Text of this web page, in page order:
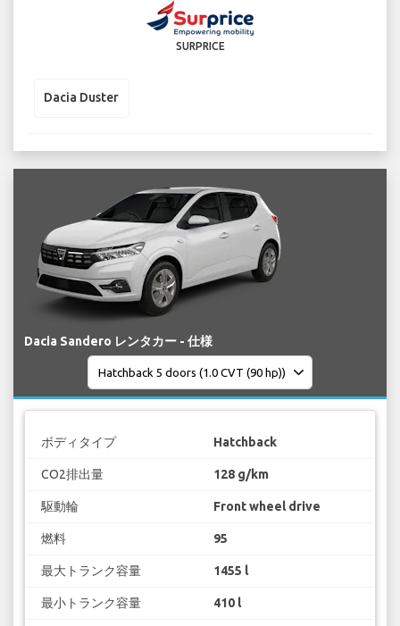
SURPRICE
Dacia Duster
Dacia Sandero レンタカー - 仕様
ボディタイプ Hatchback
CO2排出量 128 g/km
駆動輪 Front wheel drive
燃料 95
最大トランク容量 1455 l
最小トランク容量 410 l